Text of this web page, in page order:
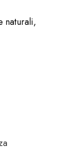
naturali,